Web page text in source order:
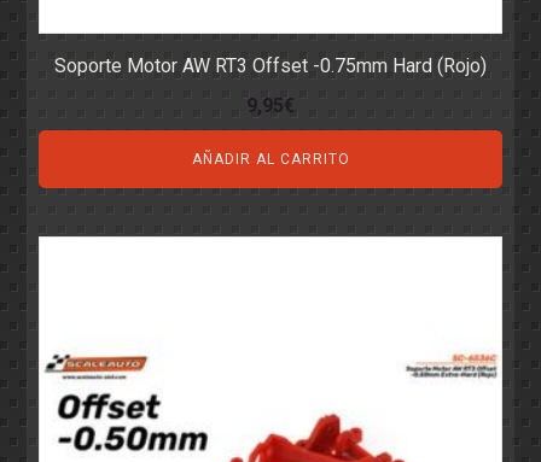
Soporte Motor AW RT3 Offset -0.75mm Hard (Rojo)
9,95€
AÑADIR AL CARRITO